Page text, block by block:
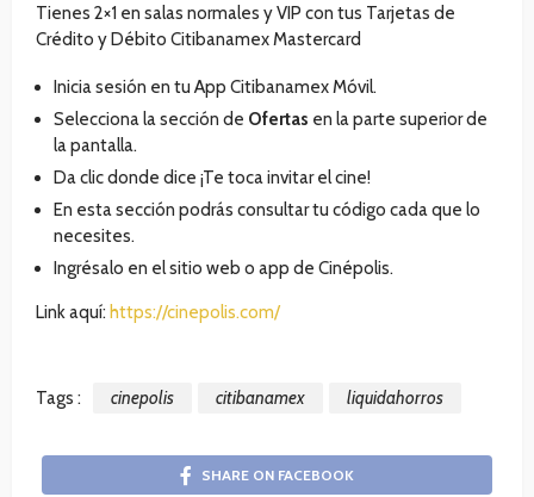
Tienes 2×1 en salas normales y VIP con tus Tarjetas de
Crédito y Débito Citibanamex Mastercard
Inicia sesión en tu App Citibanamex Móvil.
Selecciona la sección de Ofertas en la parte superior de
la pantalla.
Da clic donde dice ¡Te toca invitar el cine!
En esta sección podrás consultar tu código cada que lo
necesites.
Ingrésalo en el sitio web o app de Cinépolis.
Link aquí: https://cinepolis.com/
Tags : cinepolis citibanamex liquidahorros
SHARE ON FACEBOOK